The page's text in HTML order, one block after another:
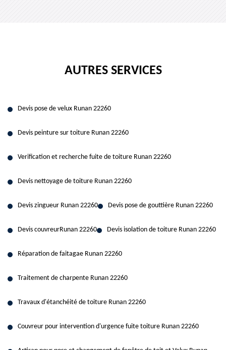
AUTRES SERVICES
Devis pose de velux Runan 22260
Devis peinture sur toiture Runan 22260
Verification et recherche fuite de toiture Runan 22260
Devis nettoyage de toiture Runan 22260
Devis zingueur Runan 22260 Devis pose de gouttière Runan 22260
Devis couvreurRunan 22260 Devis isolation de toiture Runan 22260
Réparation de faitagae Runan 22260
Traitement de charpente Runan 22260
Travaux d'étanchéité de toiture Runan 22260
Couvreur pour intervention d'urgence fuite toiture Runan 22260